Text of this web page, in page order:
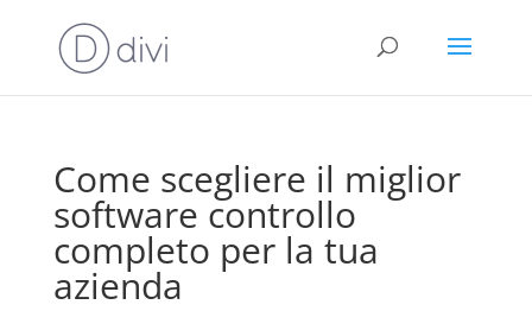
Come scegliere il miglior
software controllo
completo per la tua
azienda